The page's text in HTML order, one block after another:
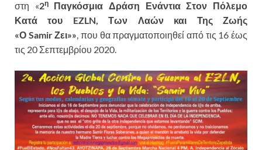
στη «2ηΠαγκόσμια Δράση Ενάντια Στον Πόλεμο
Κατά του EZLN , Των Λαών και Της Ζωής
«Ο SamirΖει»» , που θα πραγματοποιηθεί από τις 16 έως
τις 20 Σεπτεμβρίου 2020.